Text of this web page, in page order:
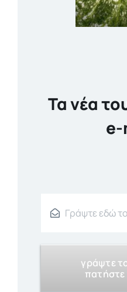
Τα νέα
e-
γράψτε
πατήστε